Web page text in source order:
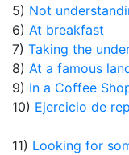
5) Not
6) At breakfast
7) Taking the
8) At a famous
9) In a Coffee
10) Ejercicio de
11) Looking for